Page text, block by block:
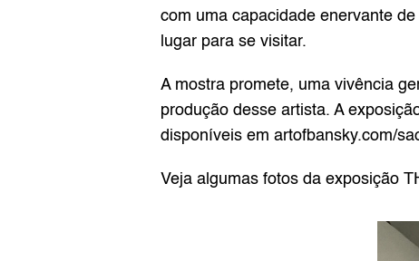
com uma capacidade enervante
lugar para se visitar.
A mostra promete, uma vivência
produção desse artista. A
disponíveis em artofbansky.com/
Veja algumas fotos da exposição